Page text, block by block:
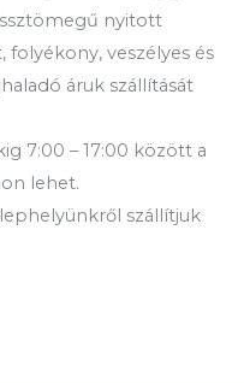
nyitott
veszélyes és
áruk szállítását
7:00 – 17:00 között a
lehet.
szállítjuk